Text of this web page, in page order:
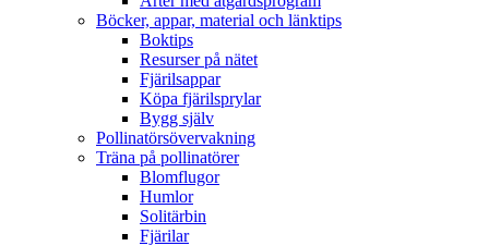
Böcker, appar, material och länktips
Boktips
Resurser på nätet
Fjärilsappar
Köpa fjärilsprylar
Bygg själv
Pollinatörsövervakning
Träna på pollinatörer
Blomflugor
Humlor
Solitärbin
Fjärilar